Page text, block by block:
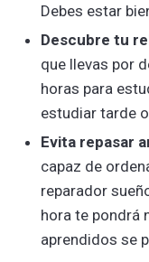
Debes estar
Descubre tu
que llevas por
horas para
estudiar tarde
Evita repasar
capaz de
reparador
hora te pondrá
aprendidos se